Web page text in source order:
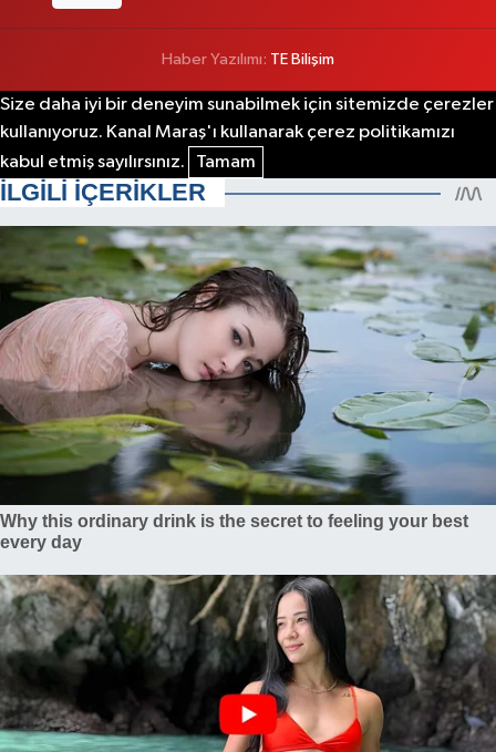
Haber Yazılımı: TE Bilişim
Size daha iyi bir deneyim sunabilmek için sitemizde çerezler
kullanıyoruz. Kanal Maraş'ı kullanarak çerez politikamızı
kabul etmiş sayılırsınız.
Tamam